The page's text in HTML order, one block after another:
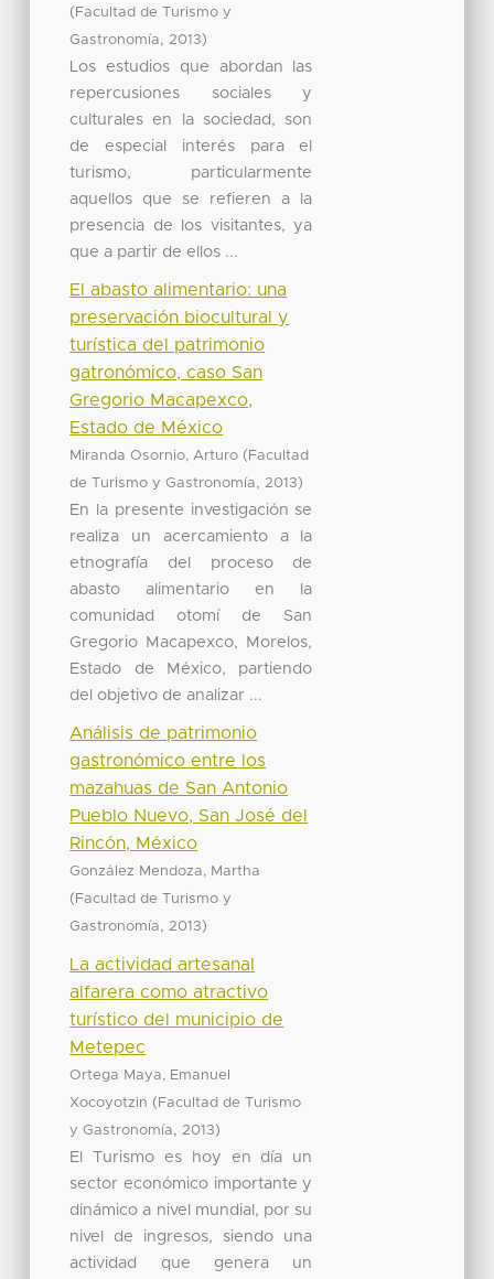
( Facultad de Turismo y
Gastronomía, 2013)
Los estudios que abordan las
repercusiones sociales y
culturales en la sociedad, son
de especial interés para el
turismo, particularmente
aquellos que se refieren a la
presencia de los visitantes, ya
que a partir de ellos ...
El abasto alimentario: una
preservación biocultural y
turística del patrimonio
gatronómico, caso San
Gregorio Macapexco,
Estado de México
Miranda Osornio, Arturo ( Facultad
de Turismo y Gastronomía, 2013)
En la presente investigación se
realiza un acercamiento a la
etnografía del proceso de
abasto alimentario en la
comunidad otomí de San
Gregorio Macapexco, Morelos,
Estado de México, partiendo
del objetivo de analizar ...
Análisis de patrimonio
gastronómico entre los
mazahuas de San Antonio
Pueblo Nuevo, San José del
Rincón, México
González Mendoza, Martha
( Facultad de Turismo y
Gastronomía, 2013)
La actividad artesanal
alfarera como atractivo
turístico del municipio de
Metepec
Ortega Maya, Emanuel
Xocoyotzin ( Facultad de Turismo
y Gastronomía, 2013)
El Turismo es hoy en día un
sector económico importante y
dinámico a nivel mundial, por su
nivel de ingresos, siendo una
actividad que genera un